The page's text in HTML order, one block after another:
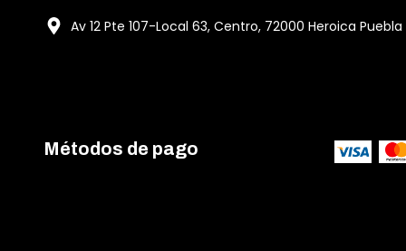
Av 12 Pte 107-Local 63, Centro, 72000 Heroica
Métodos de pago